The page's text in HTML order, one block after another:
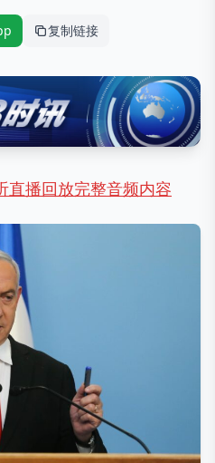
复制链接
直播回放完整音频内容